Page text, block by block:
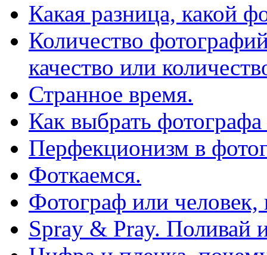
Какая разница, какой
Количество
качество или
Странное время.
Как выбрать
Перфекционизм в
Фоткаемся.
Фотограф или
Spray & Pray. Поливай